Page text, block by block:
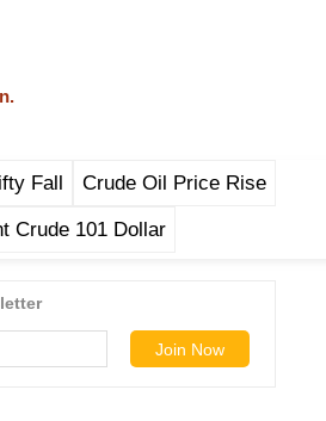
Fall Crude Oil Price Rise
Crude 101 Dollar